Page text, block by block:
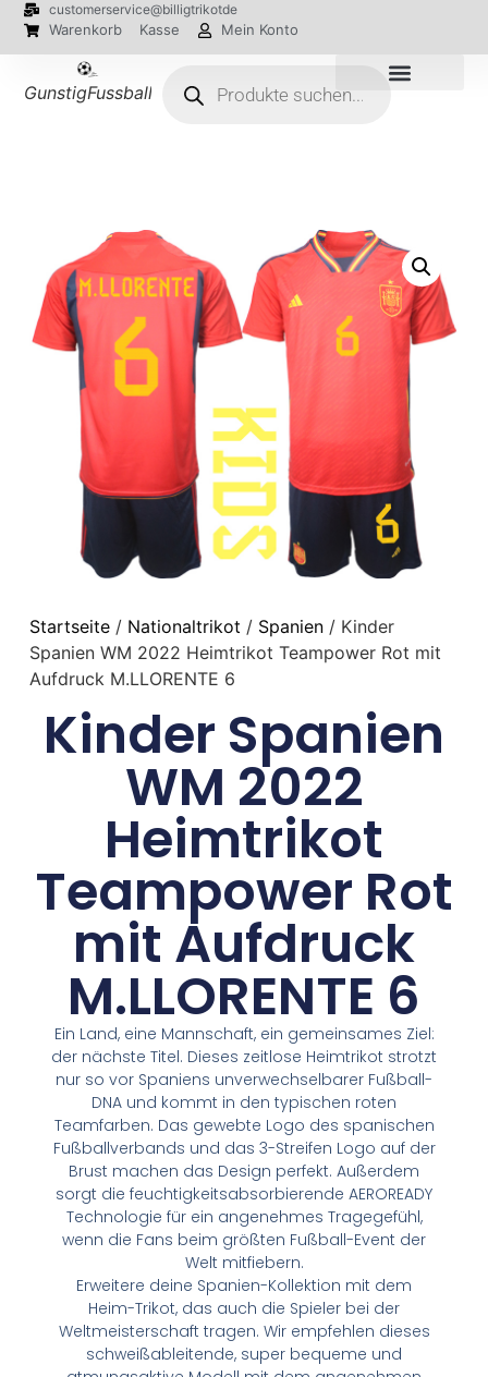
customerservice@billigtrikotde
Warenkorb Kasse Mein Konto
GunstigFussballTrikot
Startseite/ Nationaltrikot / Spanien/ Kinder
Spanien WM 2022 Heimtrikot Teampower Rot mit
Aufdruck M.LLORENTE 6
Kinder Spanien
WM 2022
Heimtrikot
Teampower Rot
mit Aufdruck
M.LLORENTE 6
Ein Land, eine Mannschaft, ein gemeinsames Ziel:
der nächste Titel. Dieses zeitlose Heimtrikot strotzt
nur so vor Spaniens unverwechselbarer Fußball-
DNA und kommt in den typischen roten
Teamfarben. Das gewebte Logo des spanischen
Fußballverbands und das 3-Streifen Logo auf der
Brust machen das Design perfekt. Außerdem
sorgt die feuchtigkeitsabsorbierende AEROREADY
Technologie für ein angenehmes Tragegefühl,
wenn die Fans beim größten Fußball-Event der
Welt mitfiebern.
Erweitere deine Spanien-Kollektion mit dem
Heim-Trikot, das auch die Spieler bei der
Weltmeisterschaft tragen. Wir empfehlen dieses
schweißableitende, super bequeme und